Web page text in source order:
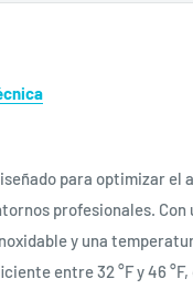
para optimizar el
profesionales.
y una
entre 32 °F y 46